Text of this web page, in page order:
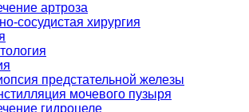
артроза
сосудистая хирургия
предстательной железы
мочевого пузыря
гидроцеле